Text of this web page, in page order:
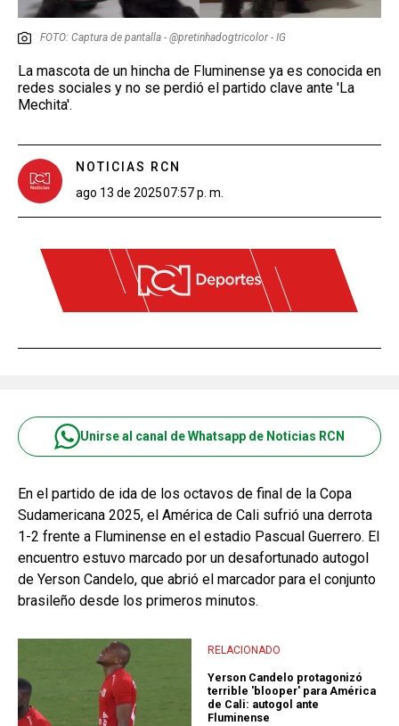
FOTO: Captura de pantalla - @pretinhadogtricolor - IG
La mascota de un hincha de Fluminense ya es conocida en
redes sociales y no se perdió el partido clave ante 'La
Mechita'.
NOTICIAS RCN
ago 13 de 202507:57 p. m.
Unirse al canal de Whatsapp de Noticias RCN
En el partido de ida de los octavos de final de la Copa
Sudamericana 2025, el América de Cali sufrió una derrota
1-2 frente a Fluminense en el estadio Pascual Guerrero. El
encuentro estuvo marcado por un desafortunado autogol
de Yerson Candelo, que abrió el marcador para el conjunto
brasileño desde los primeros minutos.
RELACIONADO
Yerson Candelo protagonizó
terrible 'blooper' para América
de Cali: autogol ante
Fluminense